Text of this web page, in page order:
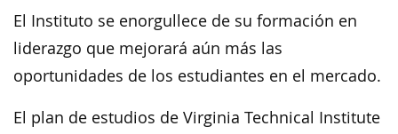
El Instituto se enorgullece de su formación en
liderazgo que mejorará aún más las
oportunidades de los estudiantes en el mercado.
El plan de estudios de Virginia Technical Institute